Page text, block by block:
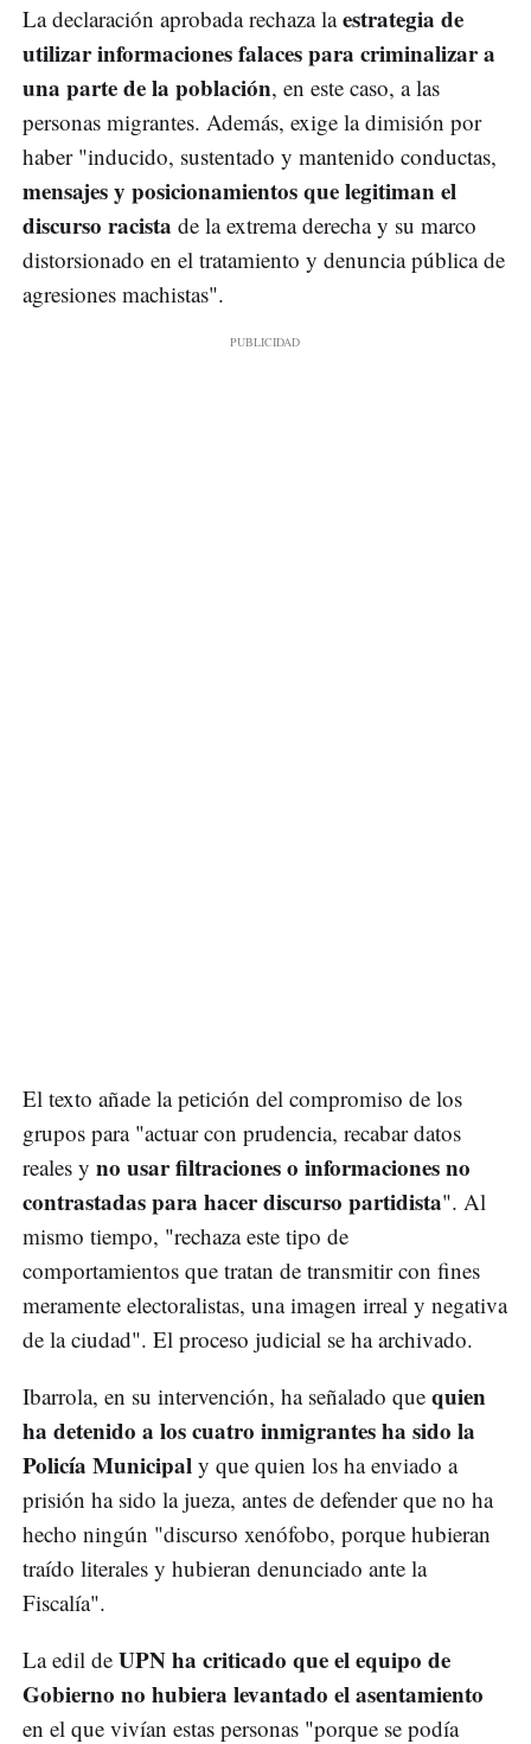
La declaración aprobada rechaza laestrategia de
utilizar informaciones falaces para criminalizar a
una parte de la población, en este caso, a las
personas migrantes. Además, exige la dimisión por ​
haber "inducido, sustentado y mantenido conductas,
mensajes y posicionamientos que legitiman el
discurso racista de la extrema derecha y su marco
distorsionado en el tratamiento y denuncia pública de
agresiones machistas".
El texto añade la petición del compromiso de los
grupos para "actuar con prudencia, recabar datos
reales y no usar filtraciones o informaciones no
contrastadas para hacer discurso partidista". Al
mismo tiempo, "rechaza este tipo de
comportamientos que tratan de transmitir con fines
meramente electoralistas, una imagen irreal y negativa
de la ciudad". El proceso judicial se ha archivado.
Ibarrola, en su intervención, ha señalado que quien
ha detenido a los cuatro inmigrantes ha sido la
Policía Municipal y que quien los ha enviado a
prisión ha sido la jueza, antes de defender que no ha
hecho ningún "discurso xenófobo, porque hubieran
traído literales y hubieran denunciado ante la
Fiscalía".
La edil de UPN ha criticado que el equipo de
Gobierno no hubiera levantado el asentamiento
en el que vivían estas personas "porque se podía